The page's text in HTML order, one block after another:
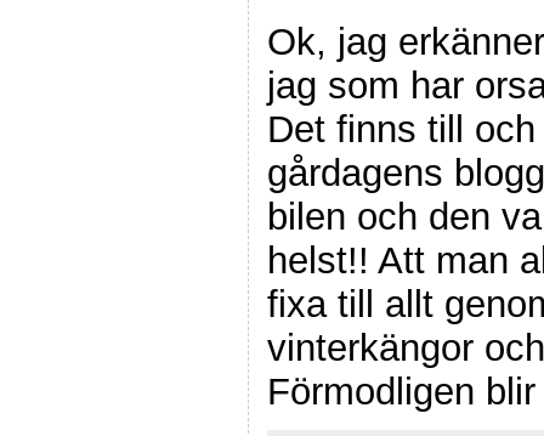
Ok, jag
jag som har
Det finns till
gårdagens
bilen och den
helst!! Att man
fixa till allt
vinterkängor
Förmodligen